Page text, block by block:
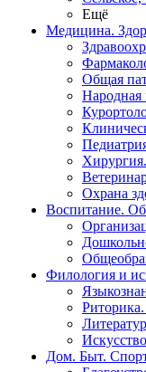
Ещё
Медицина.
Общая
Народная
Охрана
Воспитание.
Филология и
Риторика.
Искусство
Дом. Быт.